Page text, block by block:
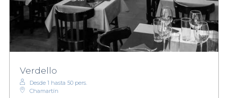
Verdello
Desde 1 hasta 50 pers.
Chamartín